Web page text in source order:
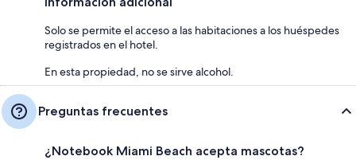
Solo se permite el acceso a las habitaciones a los huéspedes
registrados en el hotel.
En esta propiedad, no se sirve alcohol.
Preguntas frecuentes
¿Notebook Miami Beach acepta mascotas?